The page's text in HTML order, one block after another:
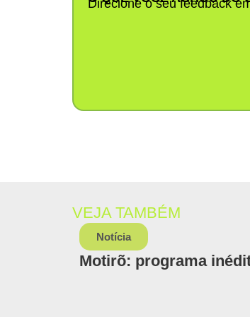
Direcione o seu feedback
VEJA TAMBÉM
Notícia
Motirõ: programa